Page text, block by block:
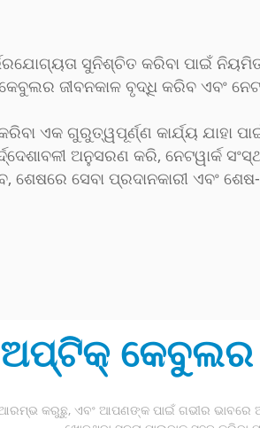
ସୁନିଶ୍ଚିତ କରିବା ପାଇଁ
ଜୀବନକାଳ ବୃଦ୍ଧି କରିବ ଏବଂ
ଏକ ଗୁରୁତ୍ୱପୂର୍ଣ୍ଣ କାର୍ଯ୍ୟ ଯାହା ପାଇଁ
ଅନୁସରଣ କରି, ନେଟୱାର୍କ
ଶେଷରେ ସେବା ପ୍ରଦାନକାରୀ ଏବଂ
ଅପ୍ଟିକ୍
କରୁଛୁ, ଏବଂ ଆପଣଙ୍କ ପାଇଁ ଗଭୀର ଭାବରେ